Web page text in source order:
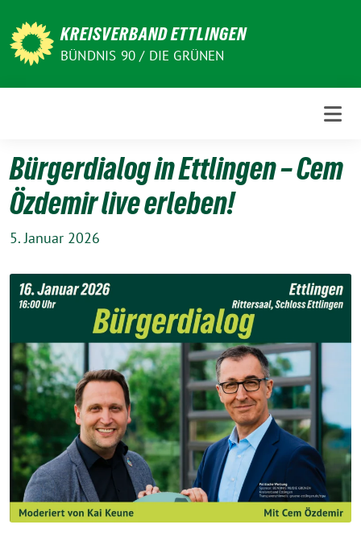
zum
Inhalt
KREISVERBAND ETTLINGEN
BÜNDNIS 90 / DIE GRÜNEN
Bürgerdialog in Ettlingen – Cem
Özdemir live erleben!
5. Januar 2026